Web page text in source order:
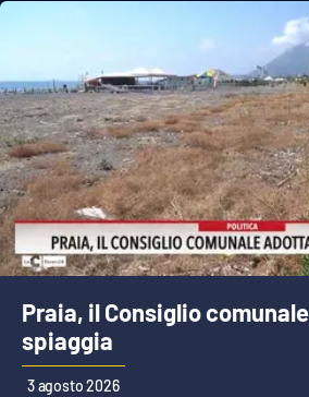
Destinazioni
Eventi
Food
Storie
LAC
NETWORK
Praia, il Consiglio
spiaggia
3 agosto 2026